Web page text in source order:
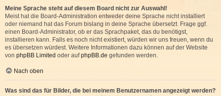
Meine Sprache steht auf diesem Board nicht zur Auswahl!
Meist hat die Board-Administration entweder deine Sprache nicht installiert
oder niemand hat das Forum bislang in deine Sprache übersetzt. Frage ggf.
einen Board-Administrator, ob er das Sprachpaket, das du benötigst,
installieren kann. Falls es noch nicht existiert, würden wir uns freuen, wenn du
es übersetzen würdest. Weitere Informationen dazu können auf der Website
von phpBB Limited oder aufphpBB.de gefunden werden.
Nach oben
Was sind das für Bilder, die bei meinem Benutzernamen angezeigt werden?